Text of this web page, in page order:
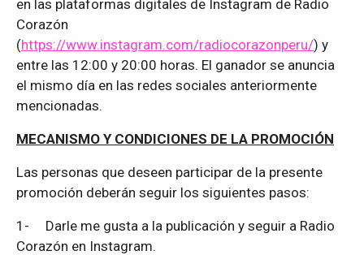
en las plataformas digitales de Instagram de Radio
Corazón
(https://www.instagram.com/radiocorazonperu/) y
entre las 12:00 y 20:00 horas. El ganador se anuncia
el mismo día en las redes sociales anteriormente
mencionadas.
MECANISMO Y CONDICIONES DE LA PROMOCIÓN
Las personas que deseen participar de la presente
promoción deberán seguir los siguientes pasos:
1- Darle me gusta a la publicación y seguir a Radio
Corazón en Instagram.